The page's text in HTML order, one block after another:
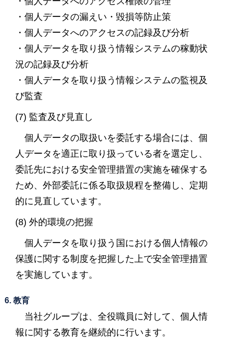
・個人データの漏えい・毀損等防止策
・個人データへのアクセスの記録及び分析
・個人データを取り扱う情報システムの稼動状
況の記録及び分析
・個人データを取り扱う情報システムの監視及
び監査
(7) 監査及び見直し
個人データの取扱いを委託する場合には、個
人データを適正に取り扱っている者を選定し、
委託先における安全管理措置の実施を確保する
ため、外部委託に係る取扱規程を整備し、定期
的に見直しています。
(8) 外的環境の把握
個人データを取り扱う国における個人情報の
保護に関する制度を把握した上で安全管理措置
を実施しています。
6. 教育
当社グループは、全役職員に対して、個人情
報に関する教育を継続的に行います。